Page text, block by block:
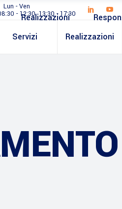
Lun - Ven
- 12:30, 13:30 - 17:30
Servizi Realizzazioni
Realizzazioni